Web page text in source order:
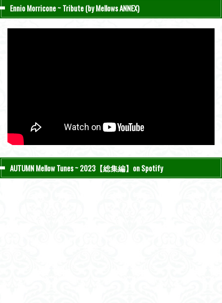
Ennio Morricone ~ Tribute (by Mellows ANNEX)
AUTUMN Mellow Tunes ~ 2023【総集編】on Spotify